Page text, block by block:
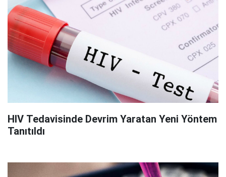
HIV Tedavisinde Devrim Yaratan Yeni Yöntem
Tanıtıldı